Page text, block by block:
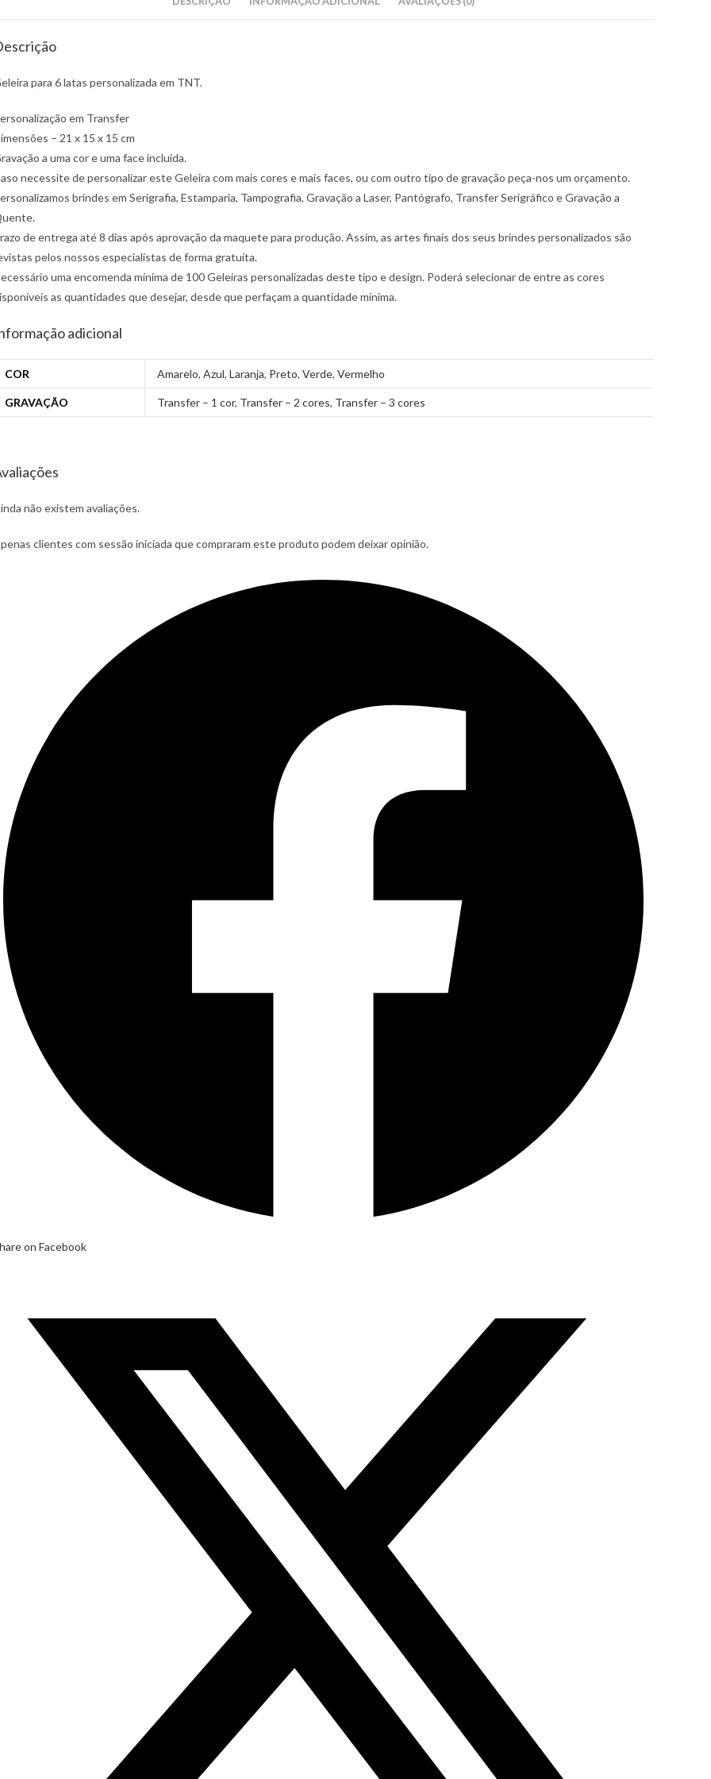
para 6 latas personalizada em TNT.
em Transfer
– 21 x 15 x 15 cm
a uma cor e uma face incluída.
necessite de personalizar este Geleira com mais cores e mais faces, ou com outro tipo de gravação peça-nos um orçamento.
brindes em Serigrafia, Estamparia, Tampografia, Gravação a Laser, Pantógrafo, Transfer Serigráfico e Gravação a
de entrega até 8 dias após aprovação da maquete para produção. Assim, as artes finais dos seus brindes personalizados são
pelos nossos especialistas de forma gratuita.
uma encomenda mínima de 100 Geleiras personalizadas deste tipo e design. Poderá selecionar de entre as cores
as quantidades que desejar, desde que perfaçam a quantidade mínima.
adicional
COR Amarelo, Azul, Laranja, Preto, Verde, Vermelho
GRAVAÇÃO Transfer – 1 cor, Transfer – 2 cores, Transfer – 3 cores
não existem avaliações.
clientes com sessão iniciada que compraram este produto podem deixar opinião.
on Facebook